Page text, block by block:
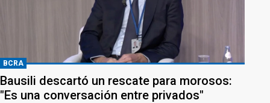
BCRA
Bausili descartó un rescate para morosos:
"Es una conversación entre privados"